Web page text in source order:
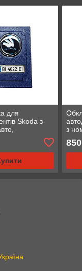
для
Skoda з
з
850